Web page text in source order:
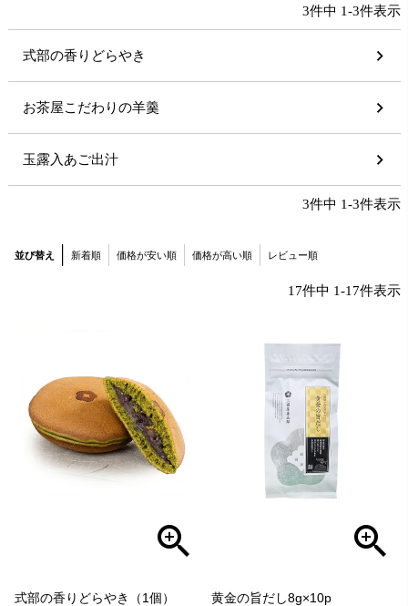
3件中 1-3件表示
式部の香りどらやき
お茶屋こだわりの羊羹
玉露入あご出汁
3件中 1-3件表示
並び替え 新着順 価格が安い順 価格が高い順 レビュー順
17件中 1-17件表示
式部の香りどらやき（1個） 黄金の旨だし8g×10p